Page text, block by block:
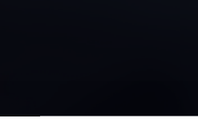
storslåede afslutning på